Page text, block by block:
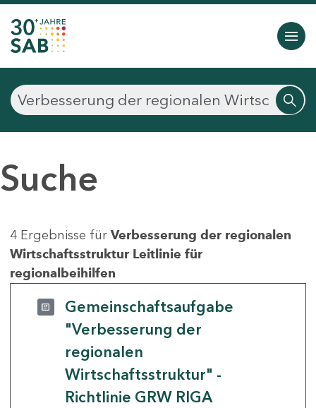
Suche
4 Ergebnisse für Verbesserung der regionalen
Wirtschaftsstruktur Leitlinie für
regionalbeihilfen
Gemeinschaftsaufgabe
"Verbesserung der
regionalen
Wirtschaftsstruktur" -
Richtlinie GRW RIGA